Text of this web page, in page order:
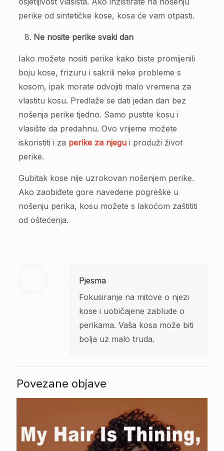
perike od sintetičke kose, kosa će vam otpasti.
Ne nosite perike svaki dan
Iako možete nositi perike kako biste promijenili
boju kose, frizuru i sakrili neke probleme s
kosom, ipak morate odvojiti malo vremena za
vlastitu kosu. Predlaže se dati jedan dan bez
nošenja perike tjedno. Samo pustite kosu i
vlasište da predahnu. Ovo vrijeme možete
iskoristiti i za perike za njegui produži život
perike.
Gubitak kose nije uzrokovan nošenjem perike.
Ako zaobiđete gore navedene pogreške u
nošenju perika, kosu možete s lakoćom zaštititi
od oštećenja.
Pjesma
Fokusiranje na mitove o njezi
kose i uobičajene zablude o
perikama. Vaša kosa može biti
bolja uz malo truda.
Povezane objave